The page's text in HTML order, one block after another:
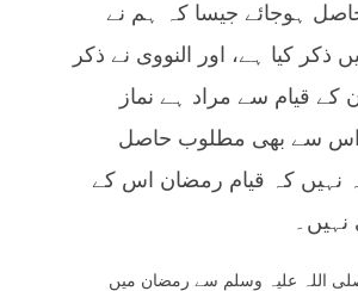
ہوجائے جیسا کہ ہم نے
ذکر کیا ہے، اور النووی نے ذکر
کے قیام سے مراد ہے نماز
اس سے بھی مطلوب حاصل
نہیں کہ قیام رمضان اس کے
نہیں۔
اللہ علیہ وسلم سے رمضان میں